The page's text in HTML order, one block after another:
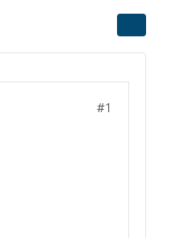
#1